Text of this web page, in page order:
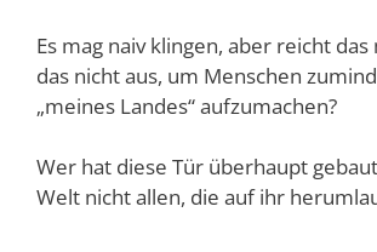
Es mag naiv klingen, aber reicht das
das nicht aus, um Menschen
„meines Landes“ aufzumachen?
Wer hat diese Tür überhaupt
Welt nicht allen, die auf ihr